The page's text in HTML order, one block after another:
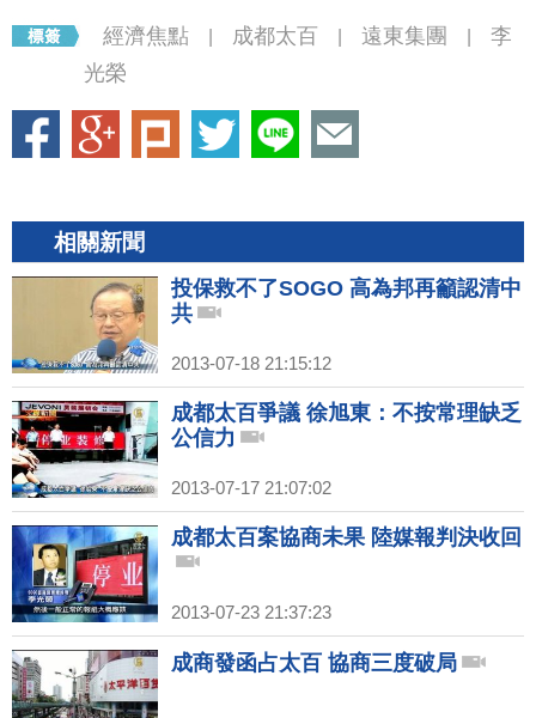
經濟焦點 成都太百 遠東集團
李
光榮
相關新聞
投保救不了SOGO 高為邦再籲認清中
共
2013-07-18 21:15:12
成都太百爭議 徐旭東：不按常理缺乏
公信力
2013-07-17 21:07:02
成都太百案協商未果 陸媒報判決收回
2013-07-23 21:37:23
成商發函占太百 協商三度破局